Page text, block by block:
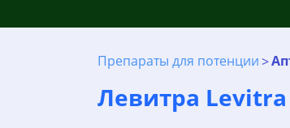
Препараты для потенции
Левитра Levitra